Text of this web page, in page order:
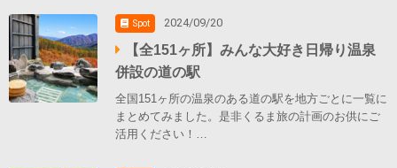
Spot 2024/09/20
【全151ヶ所】みんな大好き日帰り温泉
併設の道の駅
全国151ヶ所の温泉のある道の駅を地方ごとに一覧に
まとめてみました。是非くるま旅の計画のお供にご
活用ください！…